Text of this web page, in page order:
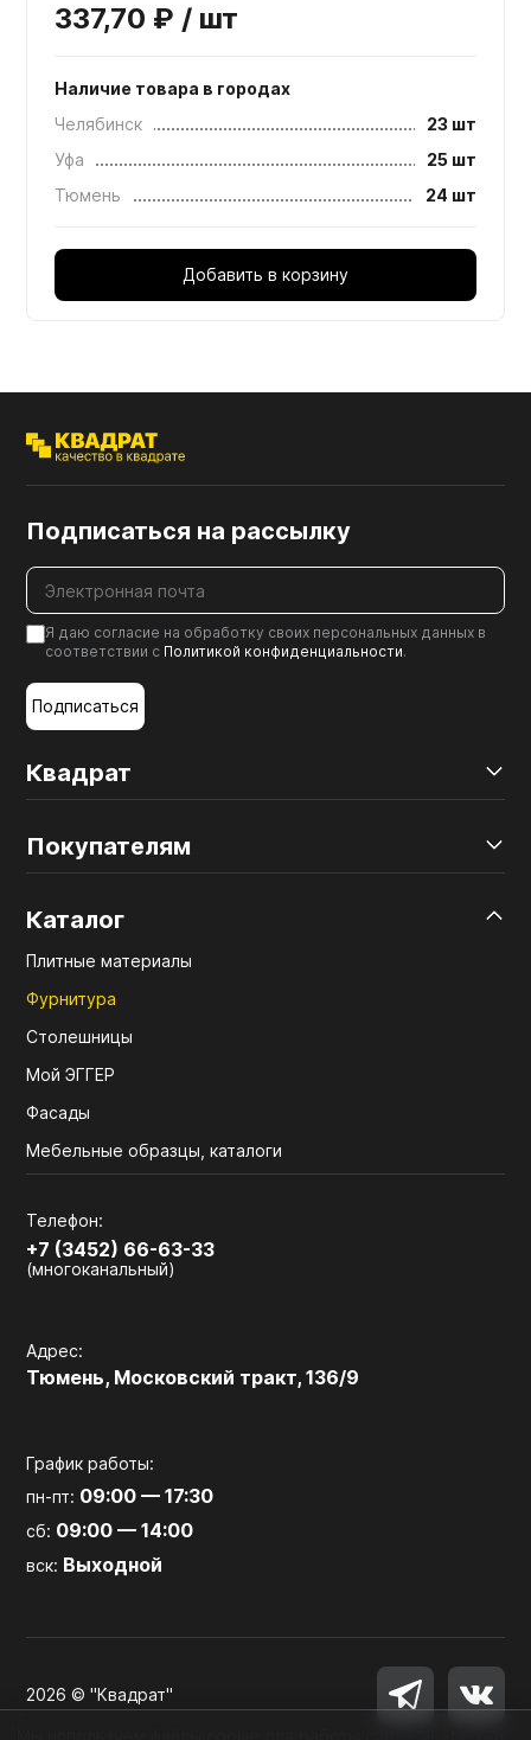
337,70 ₽ / шт
Наличие товара в городах
Челябинск
23 шт
Уфа
25 шт
Тюмень
24 шт
Добавить в корзину
Квадрат
Покупателям
Каталог
Плитные материалы
Фурнитура
Столешницы
Мой ЭГГЕР
Фасады
Мебельные образцы, каталоги
Телефон:
+7 (3452) 66-63-33
(многоканальный)
Адрес:
Тюмень, Московский тракт, 136/9
График работы:
пн-пт: 09:00 — 17:30
сб: 09:00 — 14:00
вск: Выходной
Подписаться на рассылку
Я даю согласие на обработку своих персональных данных в
соответствии с Политикой конфиденциальности.
Подписаться
2026 © "Квадрат"